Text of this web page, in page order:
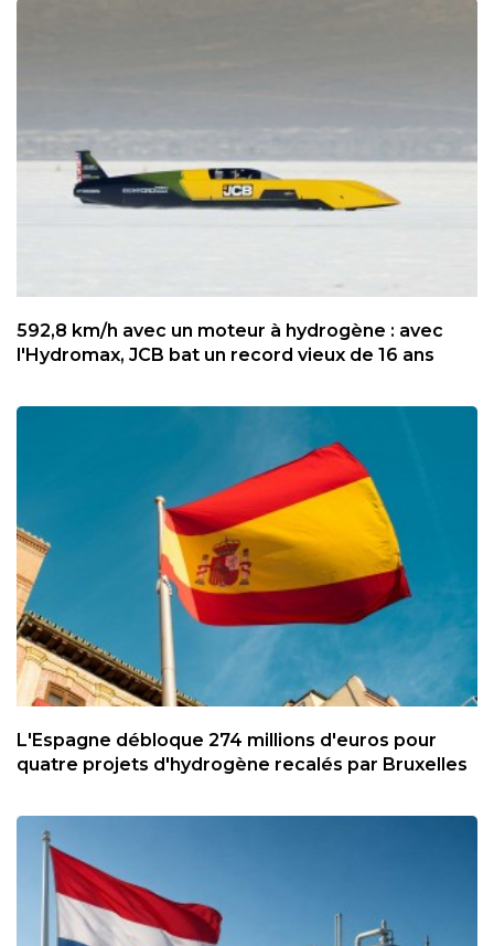
592,8 km/h avec un moteur à hydrogène : avec
l'Hydromax, JCB bat un record vieux de 16 ans
L'Espagne débloque 274 millions d'euros pour
quatre projets d'hydrogène recalés par Bruxelles